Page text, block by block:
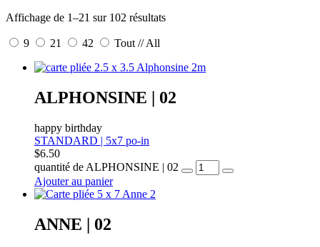
Affichage de 1–21 sur 102 résultats
9 21 42 Tout // All
ALPHONSINE | 02
happy birthday
STANDARD | 5x7 po-in
$6.50
quantité de ALPHONSINE | 02
Ajouter au panier
ANNE | 02